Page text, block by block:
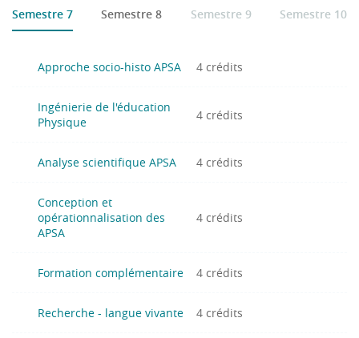
• Utilisation des outils informatiques et multimédias
• Langues étrangères
Semestre 7 Semestre 8 Semestre 9 Semestre 10
Approche socio-histo APSA 4 crédits
Ingénierie de l'éducation
Physique
4 crédits
Analyse scientifique APSA 4 crédits
Conception et
opérationnalisation des
APSA
4 crédits
Formation complémentaire 4 crédits
Recherche - langue vivante 4 crédits